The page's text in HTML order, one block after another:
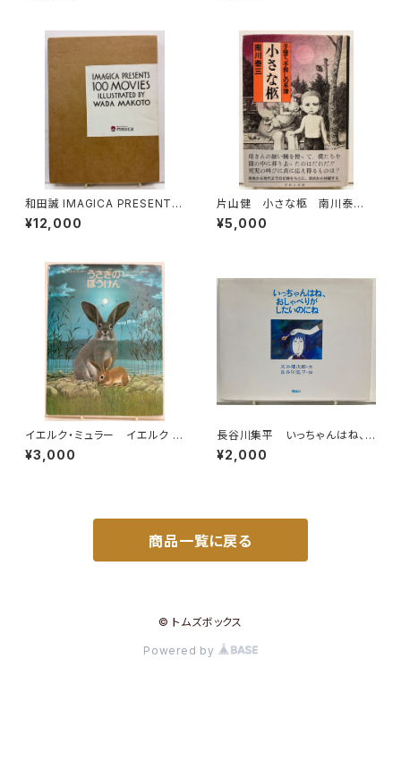
和田誠 IMAGICA PRESENTS
100MOVIES ILLASTRATED
BY WADA MAKOTO 非売品
¥12,000
片山健 小さな柩 南川泰
三 帯 ブロンズ社
¥5,000
イエルク・ミュラー イエルク ・
シュタイナー うさぎのぼうけ
ん 佐々木元 訳 1978年 初
¥3,000
長谷川集平 いっちゃんはね、
おしゃべりがしたいのにね 灰
谷健次郎 1978年初版の1981
¥2,000
商品一覧に戻る
© トムズボックス
Powered by